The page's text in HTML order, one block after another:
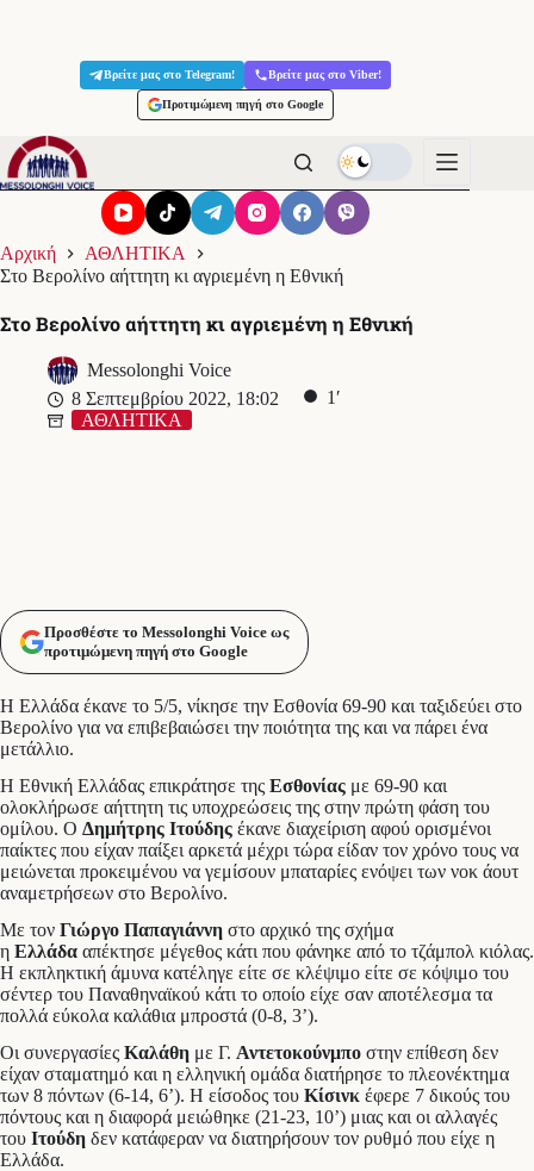
Βρείτε μας στο Telegram! Βρείτε μας στο Viber!
Προτιμώμενη πηγή στο Google
Αρχική
ΑΘΛΗΤΙΚΑ
Στο Βερολίνο αήττητη κι αγριεμένη η Εθνική
Στο Βερολίνο αήττητη κι αγριεμένη η Εθνική
Messolonghi Voice
8 Σεπτεμβρίου 2022, 18:02
1′
ΑΘΛΗΤΙΚΑ
Προσθέστε το Messolonghi Voice ως
προτιμώμενη πηγή στο Google
Η Ελλάδα έκανε το 5/5, νίκησε την Εσθονία 69-90 και ταξιδεύει στο
Βερολίνο για να επιβεβαιώσει την ποιότητα της και να πάρει ένα
μετάλλιο.
Η Εθνική Ελλάδας επικράτησε της Εσθονίας με 69-90 και
ολοκλήρωσε αήττητη τις υποχρεώσεις της στην πρώτη φάση του
ομίλου. Ο Δημήτρης Ιτούδης έκανε διαχείριση αφού ορισμένοι
παίκτες που είχαν παίξει αρκετά μέχρι τώρα είδαν τον χρόνο τους να
μειώνεται προκειμένου να γεμίσουν μπαταρίες ενόψει των νοκ άουτ
αναμετρήσεων στο Βερολίνο.
Με τον Γιώργο Παπαγιάννη στο αρχικό της σχήμα
η Ελλάδα απέκτησε μέγεθος κάτι που φάνηκε από το τζάμπολ κιόλας.
Η εκπληκτική άμυνα κατέληγε είτε σε κλέψιμο είτε σε κόψιμο του
σέντερ του Παναθηναϊκού κάτι το οποίο είχε σαν αποτέλεσμα τα
πολλά εύκολα καλάθια μπροστά (0-8, 3’).
Οι συνεργασίες Καλάθη με Γ. Αντετοκούνμπο στην επίθεση δεν
είχαν σταματημό και η ελληνική ομάδα διατήρησε το πλεονέκτημα
των 8 πόντων (6-14, 6’). Η είσοδος του Κίσινκ έφερε 7 δικούς του
πόντους και η διαφορά μειώθηκε (21-23, 10’) μιας και οι αλλαγές
του Ιτούδη δεν κατάφεραν να διατηρήσουν τον ρυθμό που είχε η
Ελλάδα.